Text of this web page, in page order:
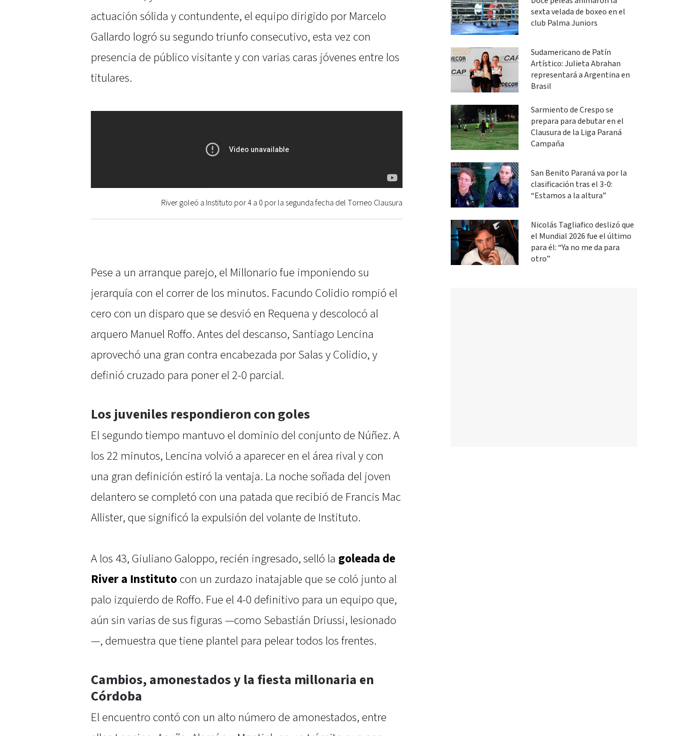
actuación sólida y contundente, el equipo dirigido por Marcelo
Gallardo logró su segundo triunfo consecutivo, esta vez con
presencia de público visitante y con varias caras jóvenes entre los
titulares.
River goleó a Instituto por 4 a 0 por la segunda fecha del Torneo Clausura
Pese a un arranque parejo, el Millonario fue imponiendo su
jerarquía con el correr de los minutos. Facundo Colidio rompió el
cero con un disparo que se desvió en Requena y descolocó al
arquero Manuel Roffo. Antes del descanso, Santiago Lencina
aprovechó una gran contra encabezada por Salas y Colidio, y
definió cruzado para poner el 2-0 parcial.
Los juveniles respondieron con goles
El segundo tiempo mantuvo el dominio del conjunto de Núñez. A
los 22 minutos, Lencina volvió a aparecer en el área rival y con
una gran definición estiró la ventaja. La noche soñada del joven
delantero se completó con una patada que recibió de Francis Mac
Allister, que significó la expulsión del volante de Instituto.
A los 43, Giuliano Galoppo, recién ingresado, selló la goleada de
River a Instituto con un zurdazo inatajable que se coló junto al
palo izquierdo de Roffo. Fue el 4-0 definitivo para un equipo que,
aún sin varias de sus figuras —como Sebastián Driussi, lesionado
—, demuestra que tiene plantel para pelear todos los frentes.
Cambios, amonestados y la fiesta millonaria en
Córdoba
El encuentro contó con un alto número de amonestados, entre
sexta velada de boxeo en el
club Palma Juniors
Sudamericano de Patín
Artístico: Julieta Abrahan
representará a Argentina en
Brasil
Sarmiento de Crespo se
prepara para debutar en el
Clausura de la Liga Paraná
Campaña
San Benito Paraná va por la
clasificación tras el 3-0:
“Estamos a la altura”
Nicolás Tagliafico deslizó que
el Mundial 2026 fue el último
para él: “Ya no me da para
otro”